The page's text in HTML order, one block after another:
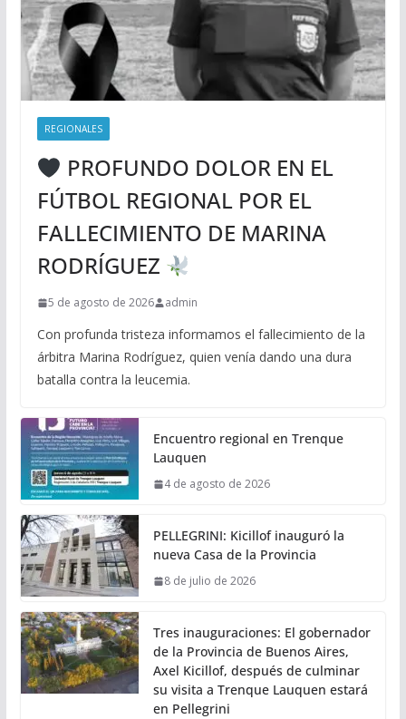
REGIONALES
PROFUNDO DOLOR EN EL
FÚTBOL REGIONAL POR EL
FALLECIMIENTO DE MARINA
RODRÍGUEZ
5 de agosto de 2026 admin
Con profunda tristeza informamos el fallecimiento de la
árbitra Marina Rodríguez, quien venía dando una dura
batalla contra la leucemia.
Encuentro regional en Trenque
Lauquen
4 de agosto de 2026
PELLEGRINI: Kicillof inauguró la
nueva Casa de la Provincia
8 de julio de 2026
Tres inauguraciones: El gobernador
de la Provincia de Buenos Aires,
Axel Kicillof, después de culminar
su visita a Trenque Lauquen estará
en Pellegrini